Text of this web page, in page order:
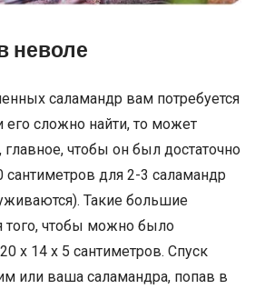
неволе
саламандр вам потребуется
его сложно найти, то может
чтобы он был достаточно
сантиметров для 2-3 саламандр
Такие большие
чтобы можно было
x 14 x 5 сантиметров. Спуск
или ваша саламандра, попав в